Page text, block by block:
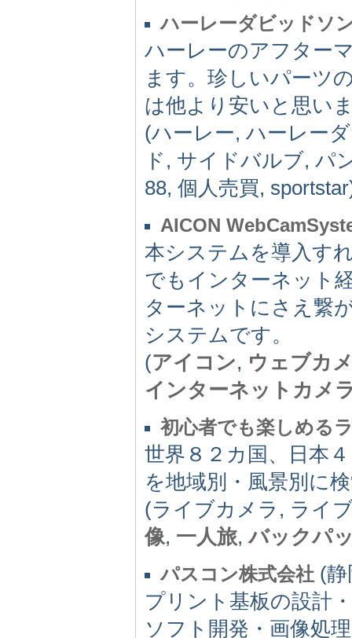
ハーレーダビッドソ
ハーレーのアフター
ます。珍しいパーツ
は他より安いと思い
(ハーレー, ハーレー
ド, サイドバルブ, パ
88, 個人売買,
AICON
本システムを導入す
でもインターネット
ターネットにさえ繋
システムです。
(アイコン, ウェブカ
インターネットカメ
初心者でも楽しめる
世界８２カ国、日本
を地域別・風景別に
(ライブカメラ, ライ
像, 一人旅,バックパ
パスコン株式会社 (
プリント基板の設計
ソフト開発・画像処